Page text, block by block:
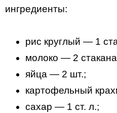
ингредиенты:
рис круглый — 1
молоко — 2
яйца — 2 шт.;
картофельный
сахар — 1 ст. л.;